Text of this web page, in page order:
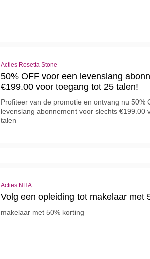
Acties Rosetta Stone
50% OFF voor een levenslang
€199.00 voor toegang tot 25 talen!
Profiteer van de promotie en ontvang nu 50%
levenslang abonnement voor slechts €199.00
talen
Acties NHA
Volg een opleiding tot makelaar met
makelaar met 50% korting